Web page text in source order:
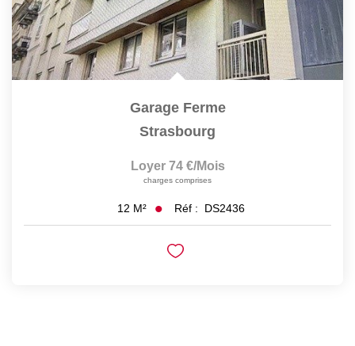
Garage Ferme
Strasbourg
Loyer 74 €/mois
charges comprises
12 M² Réf : DS2436